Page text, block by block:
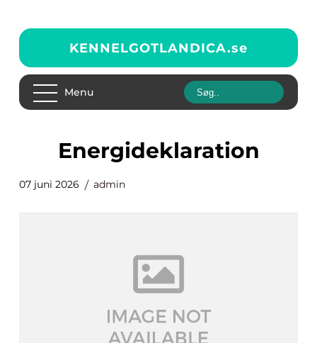
KENNELGOTLANDICA.se
Menu
energideklaration
07 juni 2026 admin